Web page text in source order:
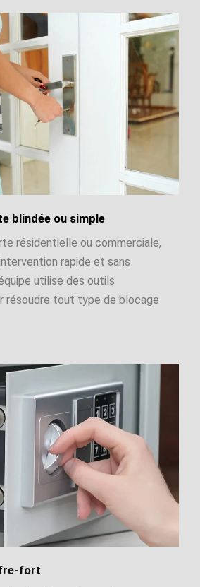
blindée ou simple
résidentielle ou commerciale,
rapide et sans
utilise des outils
résoudre tout type de blocage
fort